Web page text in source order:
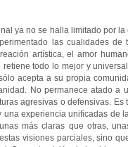
ya no se halla limitado por
las cualidades de
artística, el amor
todo lo mejor y
acepta a su propia
No permanece atado a
agresivas o defensivas. Es
experiencia unificadas de
más claras que otras,
visiones parciales, sino